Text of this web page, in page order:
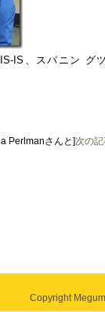
IS、スパニン グ
Perlmanさんと]次の
Copyright